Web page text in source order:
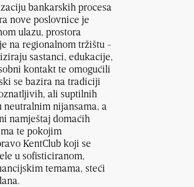
bankarskih procesa
nove poslovnice je
ulazu, prostora
na regionalnom tržištu -
sastanci, edukacije,
kontakt te omogućili
se bazira na tradiciji
ali suptilnih
neutralnim nijansama, a
namještaj domaćih
te pokojim
KentClub koji se
u sofisticiranom,
temama, steći